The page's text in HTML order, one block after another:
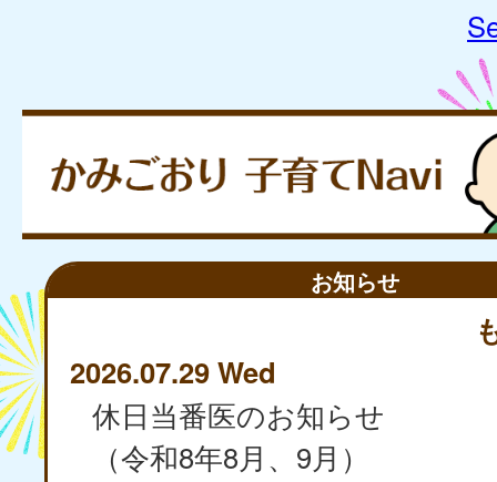
お知らせ
2026.07.29 Wed
休日当番医のお知らせ
（令和8年8月、9月）